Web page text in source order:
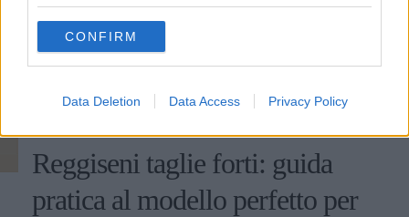
use your data for below specified purposes in below Google
consent section.
CONFIRM
Data Deletion Data Access Privacy Policy
Reggiseni taglie forti: guida
pratica al modello perfetto per